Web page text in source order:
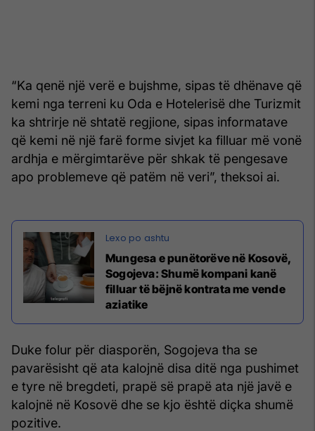
“Ka qenë një verë e bujshme, sipas të dhënave që
kemi nga terreni ku Oda e Hotelerisë dhe Turizmit
ka shtrirje në shtatë regjione, sipas informatave
që kemi në një farë forme sivjet ka filluar më vonë
ardhja e mërgimtarëve për shkak të pengesave
apo problemeve që patëm në veri”, theksoi ai.
Mungesa e punëtorëve në Kosovë,
Sogojeva: Shumë kompani kanë
filluar të bëjnë kontrata me vende
aziatike
Duke folur për diasporën, Sogojeva tha se
pavarësisht që ata kalojnë disa ditë nga pushimet
e tyre në bregdeti, prapë së prapë ata një javë e
kalojnë në Kosovë dhe se kjo është diçka shumë
pozitive.